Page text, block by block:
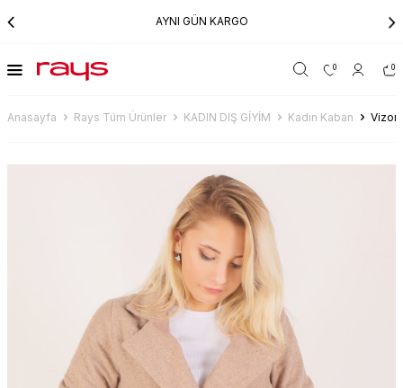
AYNI GÜN KARGO
0 0
Anasayfa Rays Tüm Ürünler KADIN DIŞ GİYİM Kadın Kaban Vizon